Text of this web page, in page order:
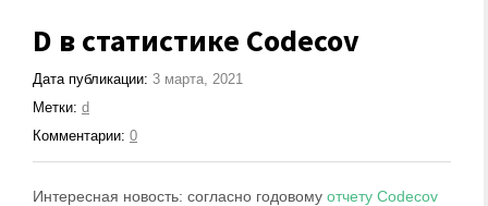
D в статистике Codecov
Дата публикации: 3 марта, 2021
Метки: d
Комментарии: 0
Интересная новость: согласно годовому отчету Codecov